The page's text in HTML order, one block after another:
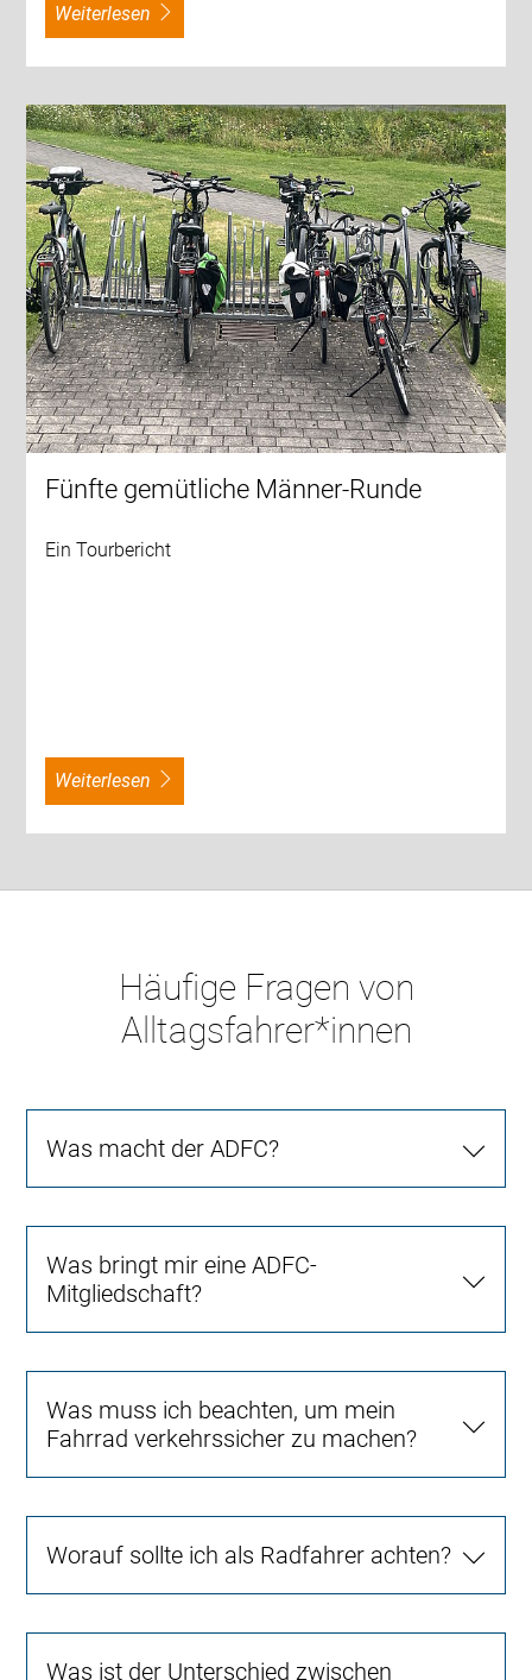
weiterlesen
Fünfte gemütliche Männer-Runde
Ein Tourbericht
weiterlesen
Häufige Fragen von
Alltagsfahrer*innen
Was macht der ADFC?
Was bringt mir eine ADFC-
Mitgliedschaft?
Was muss ich beachten, um mein
Fahrrad verkehrssicher zu machen?
Worauf sollte ich als Radfahrer achten?
Was ist der Unterschied zwischen